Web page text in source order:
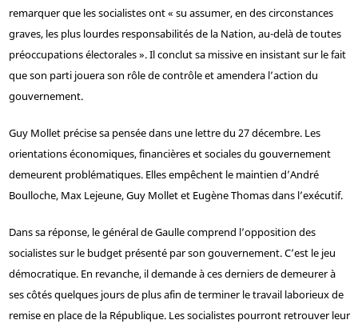
remarquer que les socialistes ont « su assumer, en des circonstances
graves, les plus lourdes responsabilités de la Nation, au-delà de toutes
préoccupations électorales ». Il conclut sa missive en insistant sur le fait
que son parti jouera son rôle de contrôle et amendera l’action du
gouvernement.
Guy Mollet précise sa pensée dans une lettre du 27 décembre. Les
orientations économiques, financières et sociales du gouvernement
demeurent problématiques. Elles empêchent le maintien d’André
Boulloche, Max Lejeune, Guy Mollet et Eugène Thomas dans l’exécutif.
Dans sa réponse, le général de Gaulle comprend l’opposition des
socialistes sur le budget présenté par son gouvernement. C’est le jeu
démocratique. En revanche, il demande à ces derniers de demeurer à
ses côtés quelques jours de plus afin de terminer le travail laborieux de
remise en place de la République. Les socialistes pourront retrouver leur